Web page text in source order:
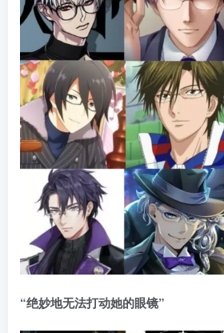
“绝妙地无法打动她的眼镜”